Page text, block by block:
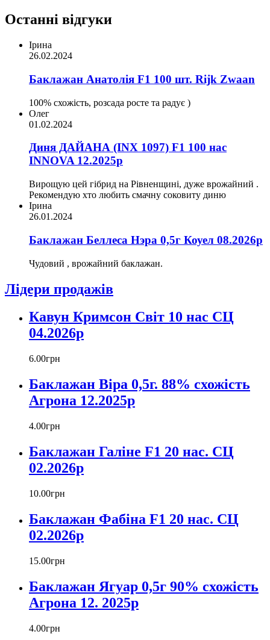
Останні відгуки
Ірина
26.02.2024
Баклажан Анатолія F1 100 шт. Rijk Zwaan
100% схожість, розсада росте та радує )
Олег
01.02.2024
Диня ДАЙАНА (INX 1097) F1 100 нас
INNOVA 12.2025р
Вирощую цей гібрид на Рівненщині, дуже врожайний .
Рекомендую хто любить смачну соковиту диню
Ірина
26.01.2024
Баклажан Беллеса Нэра 0,5г Коуел 08.2026р
Чудовий , врожайний баклажан.
Лідери продажів
Кавун Кримсон Світ 10 нас СЦ
04.2026р
6.00грн
Баклажан Віра 0,5г. 88% схожість
Агрона 12.2025р
4.00грн
Баклажан Галіне F1 20 нас. СЦ
02.2026р
10.00грн
Баклажан Фабіна F1 20 нас. СЦ
02.2026р
15.00грн
Баклажан Ягуар 0,5г 90% схожість
Агрона 12. 2025р
4.00грн